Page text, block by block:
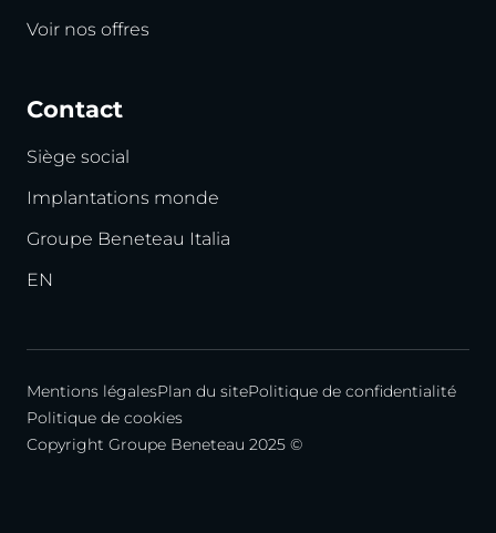
Voir nos offres
Contact
Siège social
Implantations monde
Groupe Beneteau Italia
EN
Mentions légalesPlan du sitePolitique de confidentialité
Politique de cookies
Copyright Groupe Beneteau 2025 ©